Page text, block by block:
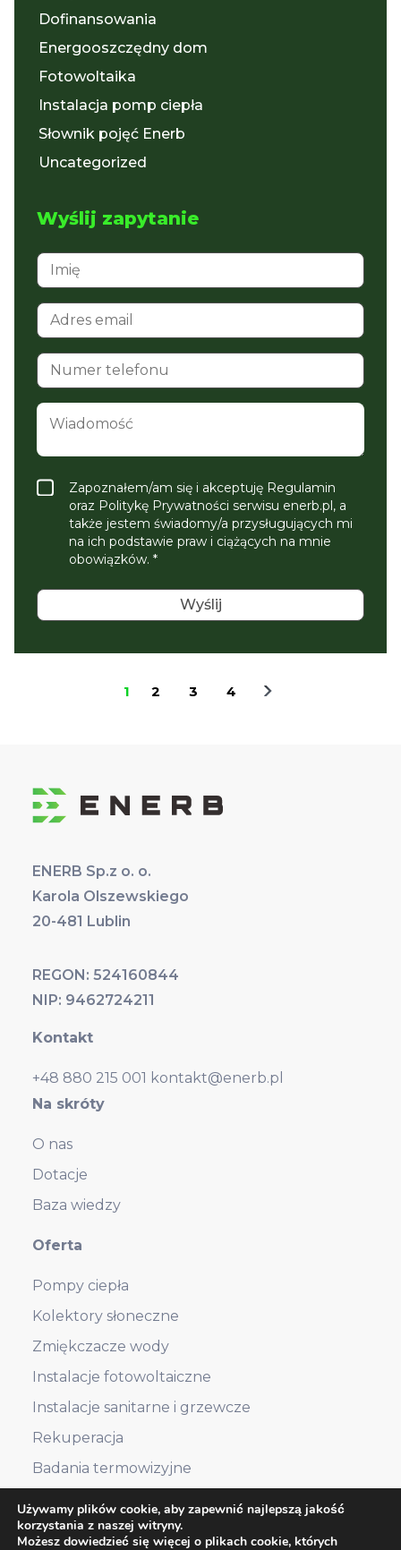
Dofinansowania
Energooszczędny dom
Fotowoltaika
Instalacja pomp ciepła
Słownik pojęć Enerb
Uncategorized
Wyślij zapytanie
Zapoznałem/am się i akceptuję Regulamin
oraz Politykę Prywatności serwisu enerb.pl, a
także jestem świadomy/a przysługujących mi
na ich podstawie praw i ciążących na mnie
obowiązków. *
1 2 3 4
ENERB Sp.z o. o.
Karola Olszewskiego
20-481 Lublin
REGON: 524160844
NIP: 9462724211
Kontakt
+48 880 215 001 kontakt@enerb.pl
Na skróty
O nas
Dotacje
Baza wiedzy
Oferta
Pompy ciepła
Kolektory słoneczne
Zmiękczacze wody
Instalacje fotowoltaiczne
Instalacje sanitarne i grzewcze
Rekuperacja
Badania termowizyjne
RODO Polityka prywatności
Używamy plików cookie, aby zapewnić najlepszą jakość
korzystania z naszej witryny.
Możesz dowiedzieć się więcej o plikach cookie, których